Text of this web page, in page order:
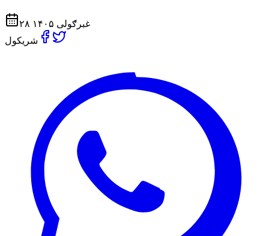
۲۸ غبرګولی ۱۴۰۵
شریکول